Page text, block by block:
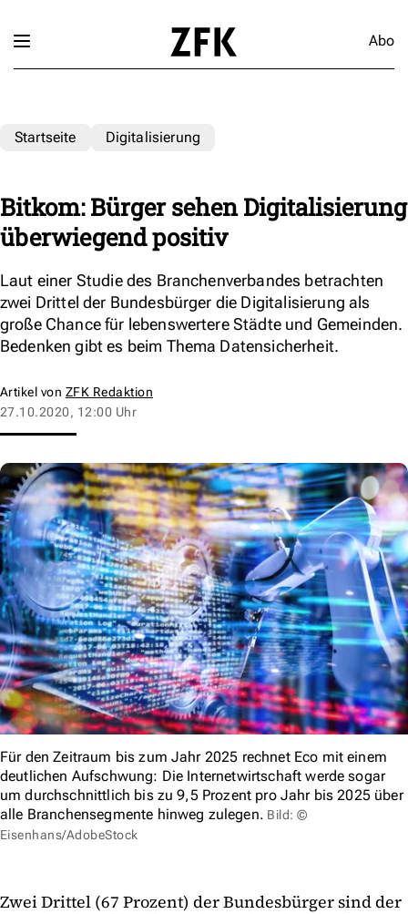
Abo
Startseite Digitalisierung
Bitkom: Bürger sehen Digitalisierung
überwiegend positiv
Laut einer Studie des Branchenverbandes betrachten
zwei Drittel der Bundesbürger die Digitalisierung als
große Chance für lebenswertere Städte und Gemeinden.
Bedenken gibt es beim Thema Datensicherheit.
Artikel von ZFK Redaktion
27.10.2020, 12:00 Uhr
Für den Zeitraum bis zum Jahr 2025 rechnet Eco mit einem
deutlichen Aufschwung: Die Internetwirtschaft werde sogar
um durchschnittlich bis zu 9,5 Prozent pro Jahr bis 2025 über
alle Branchensegmente hinweg zulegen. Bild: ©
Eisenhans/AdobeStock
Zwei Drittel (67 Prozent) der Bundesbürger sind der